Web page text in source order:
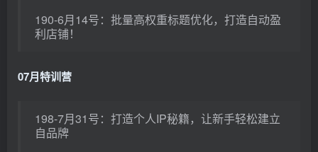
190-6月14号：批量高权重标题优化，打造自动盈
利店铺！
07月特训营
198-7月31号：打造个人IP秘籍，让新手轻松建立
自品牌